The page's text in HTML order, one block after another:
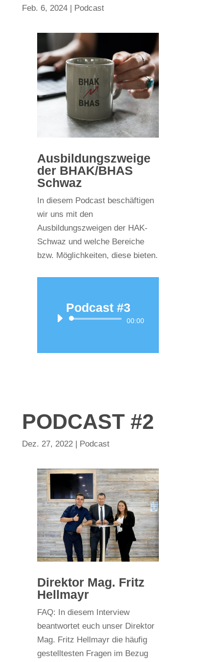
Feb. 6, 2024| Podcast
Ausbildungszweige
der BHAK/BHAS
Schwaz
In diesem Podcast beschäftigen
wir uns mit den
Ausbildungszweigen der HAK-
Schwaz und welche Bereiche
bzw. Möglichkeiten, diese bieten.
Podcast #3
Audio-
00:00
PODCAST #2
Dez. 27, 2022| Podcast
Direktor Mag. Fritz
Hellmayr
FAQ: In diesem Interview
beantwortet euch unser Direktor
Mag. Fritz Hellmayr die häufig
gestelltesten Fragen im Bezug